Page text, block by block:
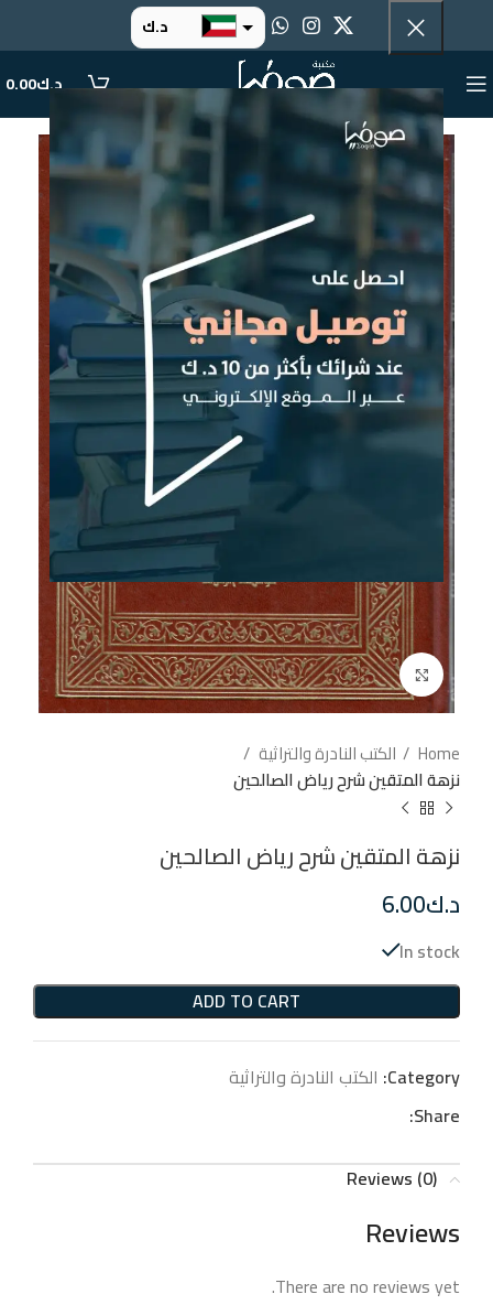
د.ك
ر.س
.د.ب
د.ك0.00
إضغط للتكبير
Home
الكتب النادرة والتراثية
نزهة المتقين شرح رياض الصالحين
نزهة المتقين شرح رياض الصالحين
د.ك6.00
In stock
ADD TO CART
Category: الكتب النادرة والتراثية
Share:
Reviews (0)
Reviews
There are no reviews yet.